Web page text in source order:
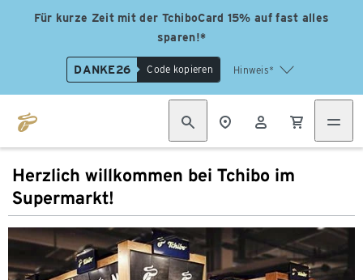
Für kurze Zeit mit der TchiboCard 15% auf fast alles
sparen!*
DANKE26 Code kopieren Hinweis*
Herzlich willkommen bei Tchibo im
Supermarkt!